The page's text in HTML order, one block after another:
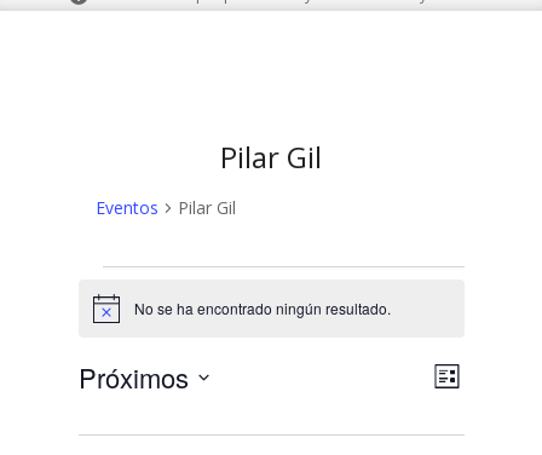
Pilar Gil
Eventos Pilar Gil
Eventos
Aviso No se ha encontrado ningún resultado.
NN
v
Lista
Próximos
la